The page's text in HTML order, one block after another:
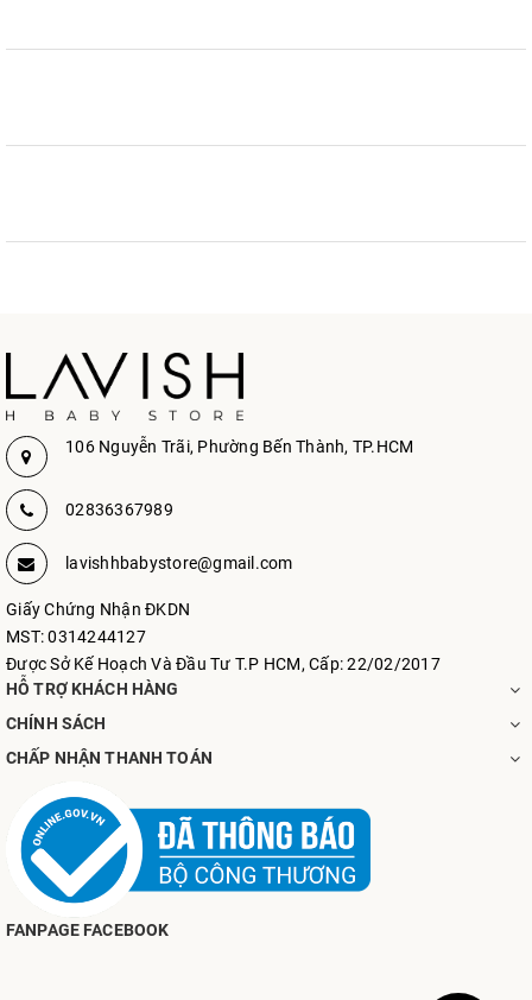
106 Nguyễn Trãi, Phường Bến Thành, TP.HCM
02836367989
lavishhbabystore@gmail.com
Giấy Chứng Nhận ĐKDN
MST: 0314244127
Được Sở Kế Hoạch Và Đầu Tư T.P HCM, Cấp: 22/02/2017
HỖ TRỢ KHÁCH HÀNG
CHÍNH SÁCH
CHẤP NHẬN THANH TOÁN
FANPAGE FACEBOOK